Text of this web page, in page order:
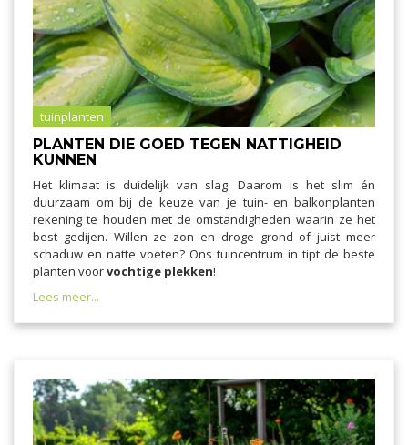
tuinplanten
PLANTEN DIE GOED TEGEN NATTIGHEID
KUNNEN
Het klimaat is duidelijk van slag. Daarom is het slim én
duurzaam om bij de keuze van je tuin- en balkonplanten
rekening te houden met de omstandigheden waarin ze het
best gedijen. Willen ze zon en droge grond of juist meer
schaduw en natte voeten? Ons tuincentrum in tipt de beste
planten voorvochtige plekken!
Lees meer...